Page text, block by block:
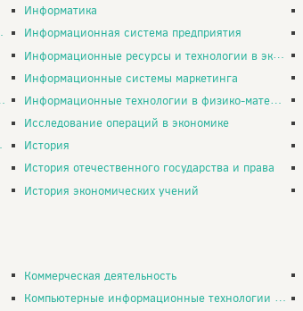
Информатика
Информационная система предприятия
Информационные ресурсы и технологии в экономике
Информационные системы маркетинга
Информационные технологии в физико-математическом образовании
Исследование операций в экономике
История
История отечественного государства и права
История экономических учений
Коммерческая деятельность
Компьютерные информационные технологии в инновационном менеджменте